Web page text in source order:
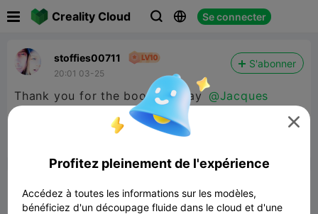
Creality Cloud   Se connecter
stoffies00711
20:01 03-25
S'abonner
Thank you for the boosts today @Jacques
@PsychoSteve
Commentaires

Profitez pleinement de l'expérience
Accédez à toutes les informations sur les modèles,
bénéficiez d'un découpage fluide dans le cloud et d'une